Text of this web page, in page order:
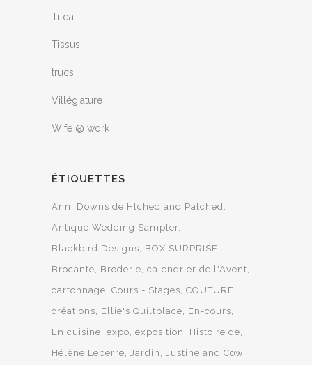
Tilda
Tissus
trucs
Villégiature
Wife @ work
ÉTIQUETTES
Anni Downs de Htched and Patched
Antique Wedding Sampler
Blackbird Designs
BOX SURPRISE
Brocante
Broderie calendrier de l'Avent
cartonnage Cours - Stages COUTURE
créations
Ellie's Quiltplace
En-cours
En cuisine expo exposition
Histoire de
Hélène Leberre Jardin
Justine and Cow